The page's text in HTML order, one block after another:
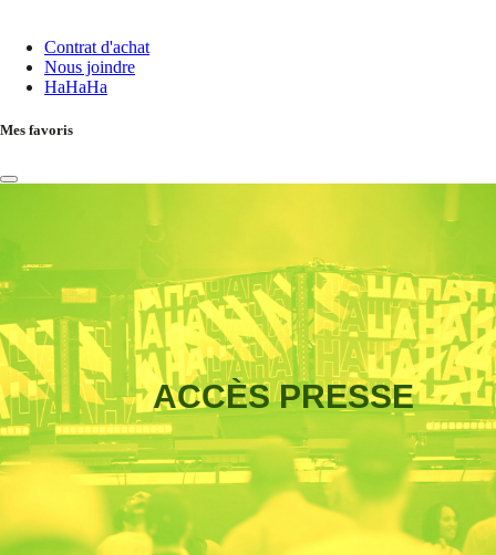
Contrat d'achat
Nous joindre
HaHaHa
Mes favoris
ACCÈS PRESSE